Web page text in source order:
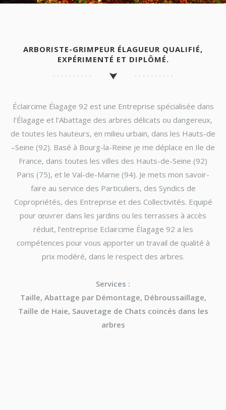
ARBORISTE-GRIMPEUR ÉLAGUEUR QUALIFIÉ,
EXPÉRIMENTÉ ET DIPLÔMÉ.
Éclaircime Élagage 92 est une Entreprise spécialisée dans
l’Élagage et l’Abattage des arbres délicats ou dangereux,
de toutes les hauteurs, en milieu urbain, dans les Hauts-de
–Seine (92). Basé à Bourg-la-Reine je me déplace en Ile de
France, dans toutes les villes des Hauts-de-Seine (92)
Paris (75), et le Val-de-Marne (94). Je mets mon savoir-
faire au service des Particuliers, des Syndics de
Copropriétés, des Entreprise et des Collectivités. Equipé
pour œuvrer dans les jardins ou les terrasses à accès
réduit, l’entreprise Eclaircime Élagage 92 a les
compétences pour vous apporter un travail de qualité à
prix modéré, dans le respect des arbres.
Services :
Taille, Abattage par Démontage, Débroussaillage,
Taille de Haie, Sauvetage de Chats coincés dans les
arbres